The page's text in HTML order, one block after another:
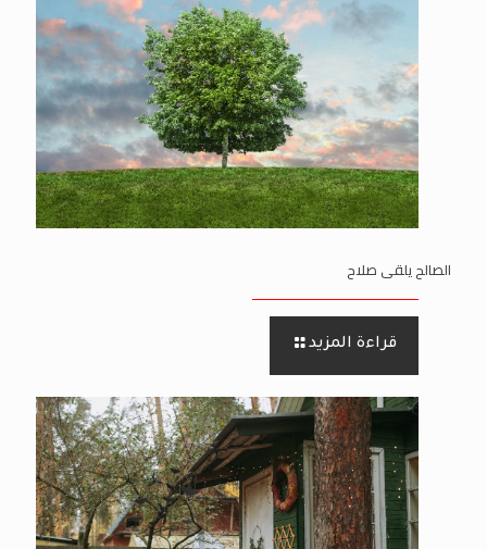
الصالح يلقى صلاح
قراءة المزيد